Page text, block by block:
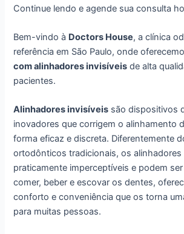
Continue lendo e agende sua consulta
Bem-vindo à Doctors House, a clínica
referência em São Paulo, onde
com alinhadores invisíveis de alta
pacientes.
Alinhadores invisíveis são dispositivos
inovadores que corrigem o alinhamento
forma eficaz e discreta. Diferentemente
ortodônticos tradicionais, os alinhadores
praticamente imperceptíveis e podem
comer, beber e escovar os dentes,
conforto e conveniência que os torna
para muitas pessoas.